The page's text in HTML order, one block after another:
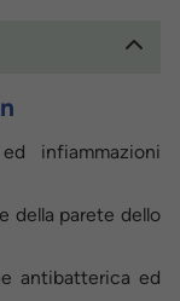
infiammazioni
della parete dello
antibatterica ed